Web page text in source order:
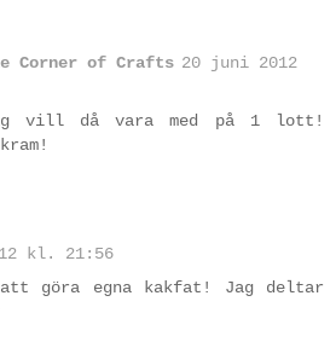
Corner of Crafts 20 juni 2012
vill då vara med på 1 lott!
kl. 21:56
göra egna kakfat! Jag deltar